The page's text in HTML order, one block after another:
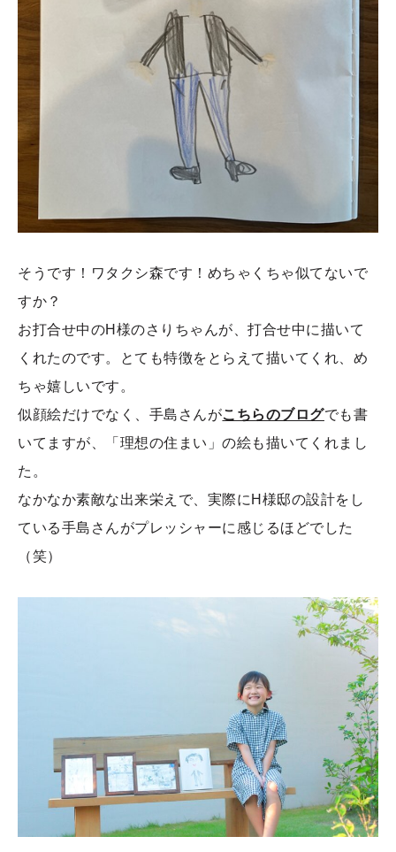
そうです！ワタクシ森です！めちゃくちゃ似てないで
すか？
お打合せ中のH様のさりちゃんが、打合せ中に描いて
くれたのです。とても特徴をとらえて描いてくれ、め
ちゃ嬉しいです。
似顔絵だけでなく、手島さんがこちらのブログでも書
いてますが、「理想の住まい」の絵も描いてくれまし
た。
なかなか素敵な出来栄えで、実際にH様邸の設計をし
ている手島さんがプレッシャーに感じるほどでした
（笑）